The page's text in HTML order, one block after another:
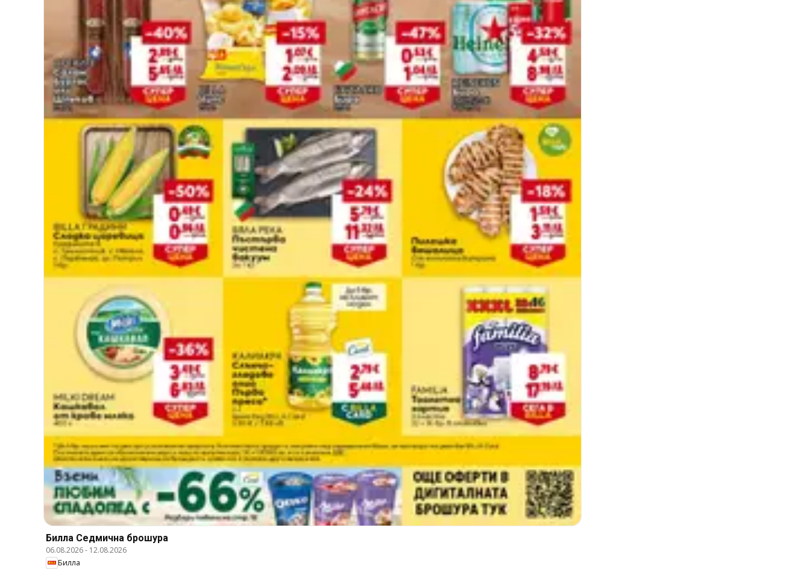
Билла Cедмична брошура
06.08.2026- 12.08.2026
Билла